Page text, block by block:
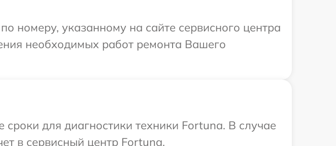
номеру, указанному на сайте сервисного центра
необходимых работ ремонта Вашего
для диагностики техники Fortuna. В случае
в сервисный центр Fortuna.